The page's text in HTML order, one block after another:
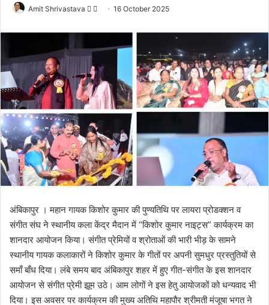
Amit Shrivastava
F
l
o
w
o
n
X
d
a
n
e
m
a
i
l
16 October 2025
अंबिकापुर । महान गायक किशोर कुमार की पुण्यतिथि पर लायरा प्रोडक्शन व
संगीत संघ ने स्थानीय कला केंद्र मैदान में “किशोर कुमार नाइट्स” कार्यक्रम का
शानदार आयोजन किया। संगीत प्रेमियों व श्रोताओं की भारी भीड़ के सामने
स्थानीय गायक कलाकारों ने किशोर कुमार के गीतों पर अपनी सुमधुर प्रस्तुतियों से
समाँ बाँध दिया। लंबे समय बाद अंबिकापुर शहर में हुए गीत-संगीत के इस शानदार
आयोजन से संगीत प्रेमी झूम उठे। आम लोगों ने इस हेतु आयोजकों को धन्यवाद भी
दिया। इस अवसर पर कार्यक्रम की मुख्य अतिथि महापौर श्रीमती मंजूषा भगत ने